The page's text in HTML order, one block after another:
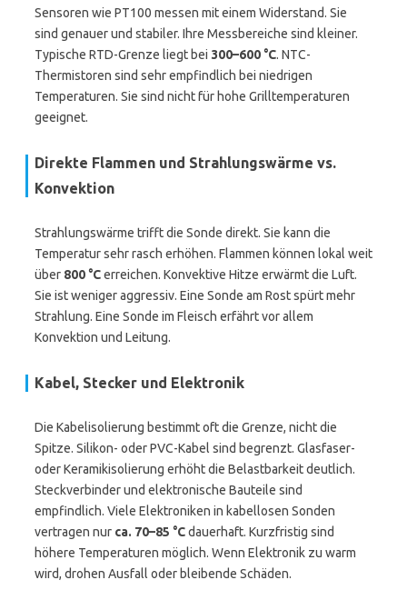
Sensoren wie PT100 messen mit einem Widerstand. Sie
sind genauer und stabiler. Ihre Messbereiche sind kleiner.
Typische RTD-Grenze liegt bei 300–600 °C. NTC-
Thermistoren sind sehr empfindlich bei niedrigen
Temperaturen. Sie sind nicht für hohe Grilltemperaturen
geeignet.
Direkte Flammen und Strahlungswärme vs.
Konvektion
Strahlungswärme trifft die Sonde direkt. Sie kann die
Temperatur sehr rasch erhöhen. Flammen können lokal weit
über 800 °Cerreichen. Konvektive Hitze erwärmt die Luft.
Sie ist weniger aggressiv. Eine Sonde am Rost spürt mehr
Strahlung. Eine Sonde im Fleisch erfährt vor allem
Konvektion und Leitung.
Kabel, Stecker und Elektronik
Die Kabelisolierung bestimmt oft die Grenze, nicht die
Spitze. Silikon- oder PVC-Kabel sind begrenzt. Glasfaser-
oder Keramikisolierung erhöht die Belastbarkeit deutlich.
Steckverbinder und elektronische Bauteile sind
empfindlich. Viele Elektroniken in kabellosen Sonden
vertragen nur ca. 70–85 °Cdauerhaft. Kurzfristig sind
höhere Temperaturen möglich. Wenn Elektronik zu warm
wird, drohen Ausfall oder bleibende Schäden.